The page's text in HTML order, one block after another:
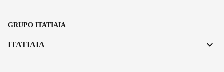
GRUPO ITATIAIA
ITATIAIA